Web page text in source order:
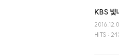
KBS 빛
HITS :